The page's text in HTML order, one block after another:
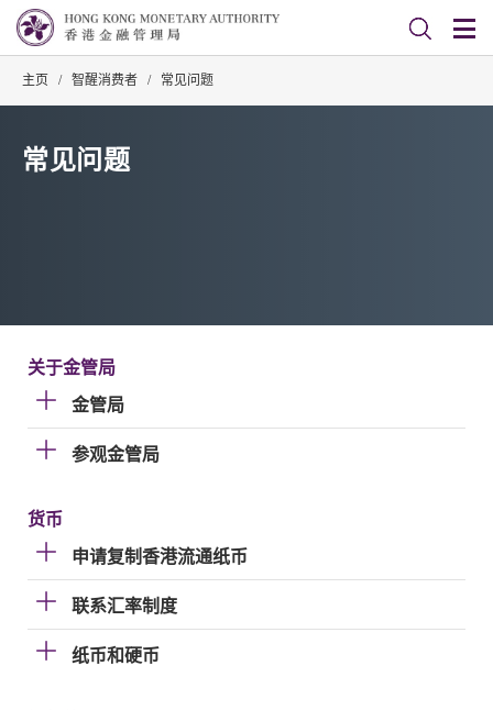
主页 / 智醒消费者 / 常见问题
常见问题
关于金管局
金管局
参观金管局
货币
申请复制香港流通纸币
联系汇率制度
纸币和硬币